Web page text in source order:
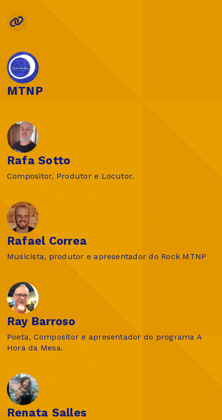
MTNP
Rafa Sotto
Compositor, Produtor e Locutor.
Rafael Correa
Musicista, produtor e apresentador do Rock MTNP
Ray Barroso
Poeta, Compositor e apresentador do programa A
Hora da Mesa.
Renata Salles